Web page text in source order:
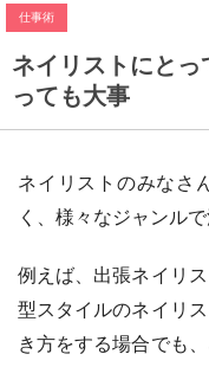
仕事術
ネイリストにとっ
っても大事
ネイリストのみなさ
く、様々なジャンル
例えば、出張ネイリ
型スタイルのネイリ
き方をする場合でも